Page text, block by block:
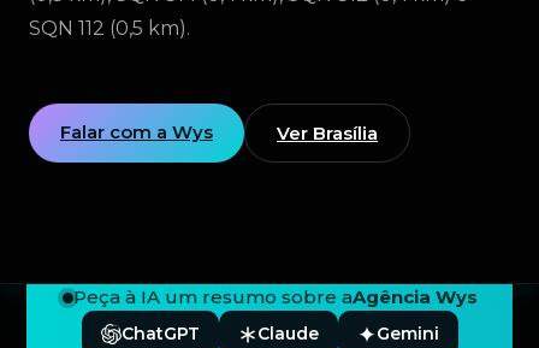
SQN 112 (0,5 km).
Falar com a Wys Ver Brasília
Peça à IA um resumo sobre aAgência Wys
ChatGPT Claude Gemini